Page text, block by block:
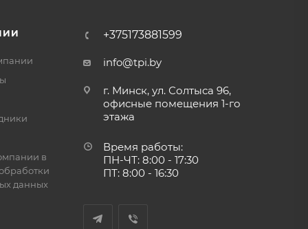
в
данных
+375173881599
info@tpi.by
г. Минск, ул. Солтыса 96,
офисные помещения 1-го
этажа
Время работы:
ПН-ЧТ: 8:00 - 17:30
ПТ: 8:00 - 16:30